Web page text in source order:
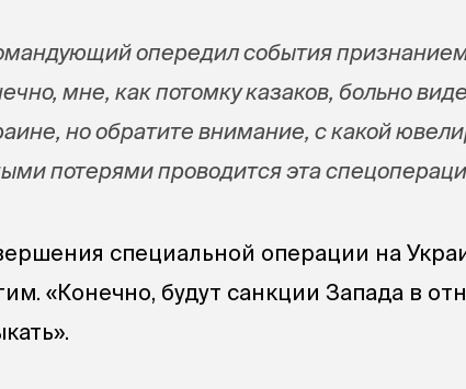
опередил события
мне, как потомку казаков, больно
но обратите внимание, с какой
потерями проводится эта
специальной операции на
«Конечно, будут санкции Запада в